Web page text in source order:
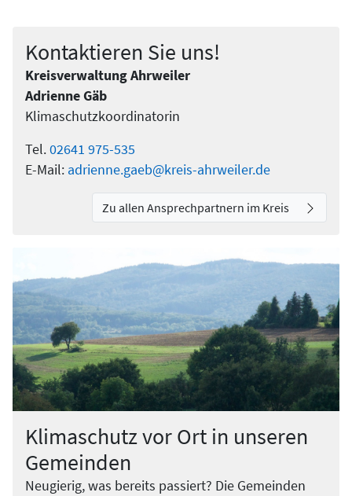
Kontaktieren Sie uns!
Kreisverwaltung Ahrweiler
Adrienne Gäb
Klimaschutzkoordinatorin
Tel.02641 975-535
E-Mail: adrienne.gaeb@kreis-ahrweiler.de
Zu allen Ansprechpartnern im Kreis
Klimaschutz vor Ort in unseren
Gemeinden
Neugierig, was bereits passiert? Die Gemeinden